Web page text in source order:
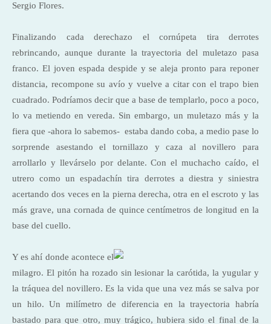
Sergio Flores.
Finalizando cada derechazo el cornúpeta tira derrotes
rebrincando, aunque durante la trayectoria del muletazo pasa
franco. El joven espada despide y se aleja pronto para reponer
distancia, recompone su avío y vuelve a citar con el trapo bien
cuadrado. Podríamos decir que a base de templarlo, poco a poco,
lo va metiendo en vereda. Sin embargo, un muletazo más y la
fiera que -ahora lo sabemos- estaba dando coba, a medio pase lo
sorprende asestando el tornillazo y caza al novillero para
arrollarlo y llevárselo por delante. Con el muchacho caído, el
utrero como un espadachín tira derrotes a diestra y siniestra
acertando dos veces en la pierna derecha, otra en el escroto y las
más grave, una cornada de quince centímetros de longitud en la
base del cuello.
Y es ahí donde acontece el
milagro. El pitón ha rozado sin lesionar la carótida, la yugular y
la tráquea del novillero. Es la vida que una vez más se salva por
un hilo. Un milímetro de diferencia en la trayectoria habría
bastado para que otro, muy trágico, hubiera sido el final de la